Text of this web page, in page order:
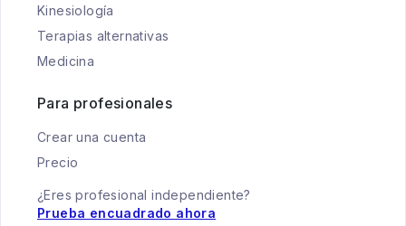
Kinesiología
Terapias alternativas
Medicina
Para profesionales
Crear una cuenta
Precio
¿Eres profesional independiente?
Prueba encuadrado ahora